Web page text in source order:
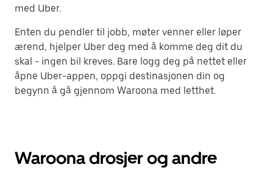
med Uber.
Enten du pendler til jobb, møter venner eller løper
ærend, hjelper Uber deg med å komme deg dit du
skal - ingen bil kreves. Bare logg deg på nettet eller
åpne Uber-appen, oppgi destinasjonen din og
begynn å gå gjennom Waroona med letthet.
Waroona drosjer og andre